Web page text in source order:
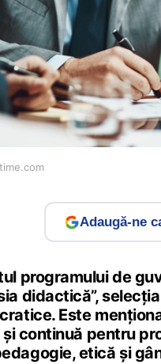
Adaugă-ne
programului de
didactică”,
Este
continuă pentru
etică și